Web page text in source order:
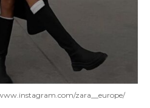
zara__europe/